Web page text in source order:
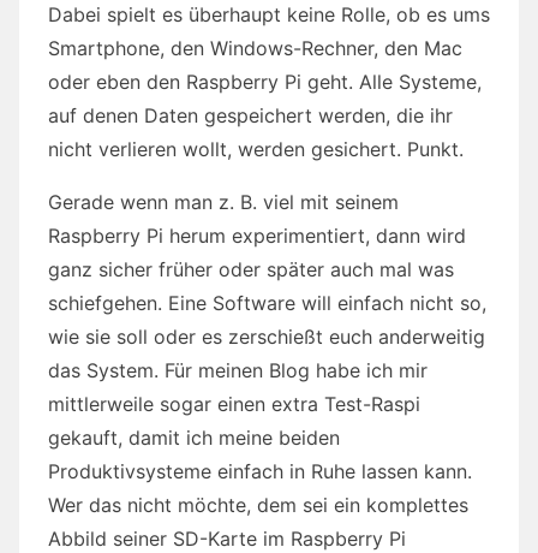
Dabei spielt es überhaupt keine Rolle, ob es ums
Smartphone, den Windows-Rechner, den Mac
oder eben den Raspberry Pi geht. Alle Systeme,
auf denen Daten gespeichert werden, die ihr
nicht verlieren wollt, werden gesichert. Punkt.
Gerade wenn man z. B. viel mit seinem
Raspberry Pi herum experimentiert, dann wird
ganz sicher früher oder später auch mal was
schiefgehen. Eine Software will einfach nicht so,
wie sie soll oder es zerschießt euch anderweitig
das System. Für meinen Blog habe ich mir
mittlerweile sogar einen extra Test-Raspi
gekauft, damit ich meine beiden
Produktivsysteme einfach in Ruhe lassen kann.
Wer das nicht möchte, dem sei ein komplettes
Abbild seiner SD-Karte im Raspberry Pi